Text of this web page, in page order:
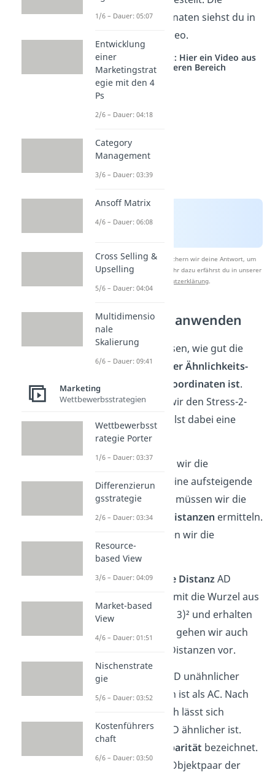
jeweiligen Koordinaten siehst du in
der Tabelle im Video.
Studyflix vernetzt: Hier ein Video aus
einem anderen Bereich
Nach Beantwortung speichern wir deine Antwort, um
Studyflix zu verbessern. Mehr dazu erfährst du in unserer
Datenschutzerklärung
Stress-2-Test anwenden
Nun willst du wissen, wie gut die
Lösung der mit der Ähnlichkeits-
MDS erstellten Koordinaten ist.
Dazu benötigen wir den Stress-2-
Test. Du unterstellst dabei eine
Euklidmetrik.
Zunächst bringen wir die
Ähnlichkeiten in eine aufsteigende
Reihenfolge. Jetzt müssen wir die
reproduzierten Distanzen ermitteln.
Hierfür verwenden wir die
Euklidmetrik
Für dieähnlichste DistanzAD
berechnen wir somit die Wurzel aus
(1,5 − 2)² plus (4 − 3)² und erhalten
gerundet
1,12
. So gehen wir auch
für alle anderen Distanzen vor.
Wir sehen, dass BD unähnlicher
geschätzt worden ist als AC. Nach
der Distanz jedoch lässt sich
erkennen, dass BD ähnlicher ist.
Disparität bezeichnet.
Wenn bei einem Objektpaar der
1/6 – Dauer: 05:07
Entwicklung
einer
Marketingstrat
egie mit den 4
Ps
2/6 – Dauer: 04:18
Category
Management
3/6 – Dauer: 03:39
Ansoff Matrix
4/6 – Dauer: 06:08
Cross Selling &
Upselling
5/6 – Dauer: 04:04
Multidimensio
nale
Skalierung
6/6 – Dauer: 09:41
Marketing
Wettbewerbsstrategien
Wettbewerbsst
rategie Porter
1/6 – Dauer: 03:37
Differenzierun
gsstrategie
2/6 – Dauer: 03:34
Resource-
based View
3/6 – Dauer: 04:09
Market-based
View
4/6 – Dauer: 01:51
Nischenstrate
gie
5/6 – Dauer: 03:52
Kostenführers
chaft
6/6 – Dauer: 03:50